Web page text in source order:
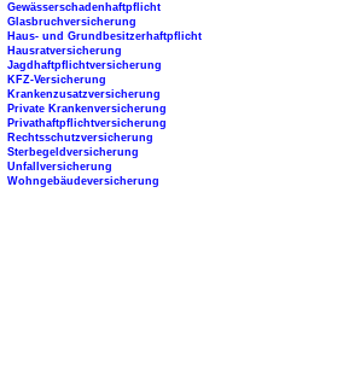
Gewässerschadenhaftpflicht
Glasbruchversicherung
Haus- und Grundbesitzerhaftpflicht
Hausratversicherung
Jagdhaftpflichtversicherung
KFZ-Versicherung
Krankenzusatzversicherung
Private Krankenversicherung
Privathaftpflichtversicherung
Rechtsschutzversicherung
Sterbegeldversicherung
Unfallversicherung
Wohngebäudeversicherung